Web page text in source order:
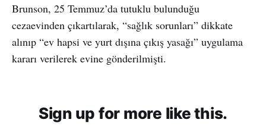
Brunson, 25 Temmuz’da tutuklu bulunduğu
cezaevinden çıkartılarak, “sağlık sorunları” dikkate
alınıp “ev hapsi ve yurt dışına çıkış yasağı” uygulama
kararı verilerek evine gönderilmişti.
Sign up for more like this.